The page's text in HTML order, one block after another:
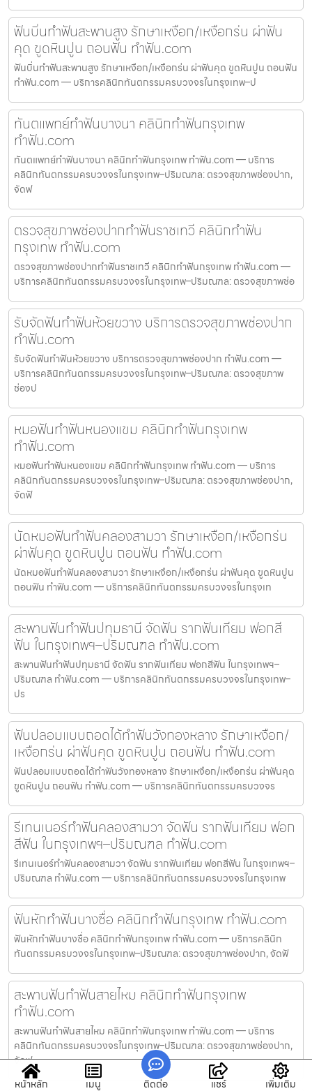
ฟันบิ่นทำฟันสะพานสูง รักษาเหงือก/เหงือกร่น ผ่าฟัน
คุด ขูดหินปูน ถอนฟัน ทำฟัน.com
ฟันบิ่นทำฟันสะพานสูง รักษาเหงือก/เหงือกร่น ผ่าฟันคุด ขูดหินปูน ถอนฟัน
ทำฟัน.com — บริการคลินิกทันตกรรมครบวงจรในกรุงเทพ–ป
ทันตแพทย์ทำฟันบางนา คลินิกทำฟันกรุงเทพ
ทำฟัน.com
ทันตแพทย์ทำฟันบางนา คลินิกทำฟันกรุงเทพ ทำฟัน.com — บริการ
คลินิกทันตกรรมครบวงจรในกรุงเทพ–ปริมณฑล: ตรวจสุขภาพช่องปาก,
จัดฟ
ตรวจสุขภาพช่องปากทำฟันราชเทวี คลินิกทำฟัน
กรุงเทพ ทำฟัน.com
ตรวจสุขภาพช่องปากทำฟันราชเทวี คลินิกทำฟันกรุงเทพ ทำฟัน.com —
บริการคลินิกทันตกรรมครบวงจรในกรุงเทพ–ปริมณฑล: ตรวจสุขภาพช่อ
รับจัดฟันทำฟันห้วยขวาง บริการตรวจสุขภาพช่องปาก
ทำฟัน.com
รับจัดฟันทำฟันห้วยขวาง บริการตรวจสุขภาพช่องปาก ทำฟัน.com —
บริการคลินิกทันตกรรมครบวงจรในกรุงเทพ–ปริมณฑล: ตรวจสุขภาพ
ช่องป
หมอฟันทำฟันหนองแขม คลินิกทำฟันกรุงเทพ
ทำฟัน.com
หมอฟันทำฟันหนองแขม คลินิกทำฟันกรุงเทพ ทำฟัน.com — บริการ
คลินิกทันตกรรมครบวงจรในกรุงเทพ–ปริมณฑล: ตรวจสุขภาพช่องปาก,
จัดฟั
นัดหมอฟันทำฟันคลองสามวา รักษาเหงือก/เหงือกร่น
ผ่าฟันคุด ขูดหินปูน ถอนฟัน ทำฟัน.com
นัดหมอฟันทำฟันคลองสามวา รักษาเหงือก/เหงือกร่น ผ่าฟันคุด ขูดหินปูน
ถอนฟัน ทำฟัน.com — บริการคลินิกทันตกรรมครบวงจรในกรุงเท
สะพานฟันทำฟันปทุมธานี จัดฟัน รากฟันเทียม ฟอกสี
ฟัน ในกรุงเทพฯ–ปริมณฑล ทำฟัน.com
สะพานฟันทำฟันปทุมธานี จัดฟัน รากฟันเทียม ฟอกสีฟัน ในกรุงเทพฯ–
ปริมณฑล ทำฟัน.com — บริการคลินิกทันตกรรมครบวงจรในกรุงเทพ–
ปร
ฟันปลอมแบบถอดได้ทำฟันวังทองหลาง รักษาเหงือก/
เหงือกร่น ผ่าฟันคุด ขูดหินปูน ถอนฟัน ทำฟัน.com
ฟันปลอมแบบถอดได้ทำฟันวังทองหลาง รักษาเหงือก/เหงือกร่น ผ่าฟันคุด
ขูดหินปูน ถอนฟัน ทำฟัน.com — บริการคลินิกทันตกรรมครบวงจร
รีเทนเนอร์ทำฟันคลองสามวา จัดฟัน รากฟันเทียม ฟอก
สีฟัน ในกรุงเทพฯ–ปริมณฑล ทำฟัน.com
รีเทนเนอร์ทำฟันคลองสามวา จัดฟัน รากฟันเทียม ฟอกสีฟัน ในกรุงเทพฯ–
ปริมณฑล ทำฟัน.com — บริการคลินิกทันตกรรมครบวงจรในกรุงเทพ
ฟันหักทำฟันบางซื่อ คลินิกทำฟันกรุงเทพ ทำฟัน.com
ฟันหักทำฟันบางซื่อ คลินิกทำฟันกรุงเทพ ทำฟัน.com — บริการคลินิก
ทันตกรรมครบวงจรในกรุงเทพ–ปริมณฑล: ตรวจสุขภาพช่องปาก, จัดฟั
สะพานฟันทำฟันสายไหม คลินิกทำฟันกรุงเทพ
ทำฟัน.com
สะพานฟันทำฟันสายไหม คลินิกทำฟันกรุงเทพ ทำฟัน.com — บริการ
คลินิกทันตกรรมครบวงจรในกรุงเทพ–ปริมณฑล: ตรวจสุขภาพช่องปาก,
จัดฟ
หน้าหลัก เมนู ติดต่อ แชร์ เพิ่มเติม